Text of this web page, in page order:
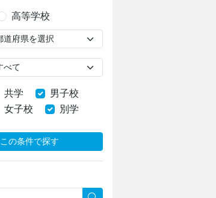
高等学校
共学
男子校
女子校
別学
この条件で探す